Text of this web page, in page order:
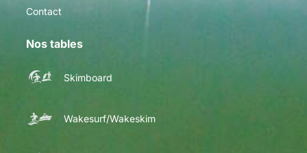
Contact
Nos tables
Skimboard
Wakesurf/Wakeskim